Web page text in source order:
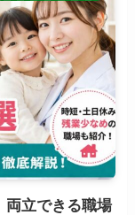
両立できる職場